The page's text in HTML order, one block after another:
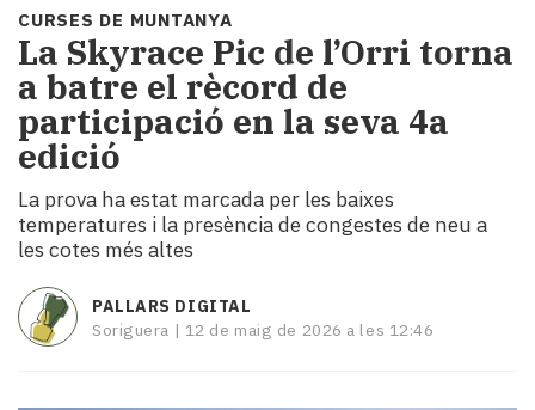
Societat
Política
i
municipis
Economia
i
Cultura
Esports
Mai
tant!
TV
i
CURSES DE MUNTANYA
La Skyrace Pic de l’Orri torna
a batre el rècord de
participació en la seva 4a
edició
La prova ha estat marcada per les baixes
temperatures i la presència de congestes de neu a
les cotes més altes
PALLARS DIGITAL
Soriguera | 12 de maig de 2026 a les 12:46